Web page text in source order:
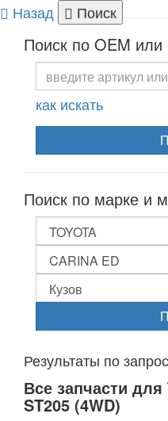
Назад Поиск
Поиск по OEM или
как искать
Поиск по марке и
Результаты по
Все запчасти для
ST205 (4WD)